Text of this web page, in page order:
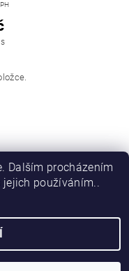
nastavení cookies
Dalším procházením
používáním..